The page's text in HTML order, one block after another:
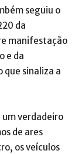
seguiu o
da
manifestação
e da
sinaliza a
um verdadeiro
de ares
os veículos